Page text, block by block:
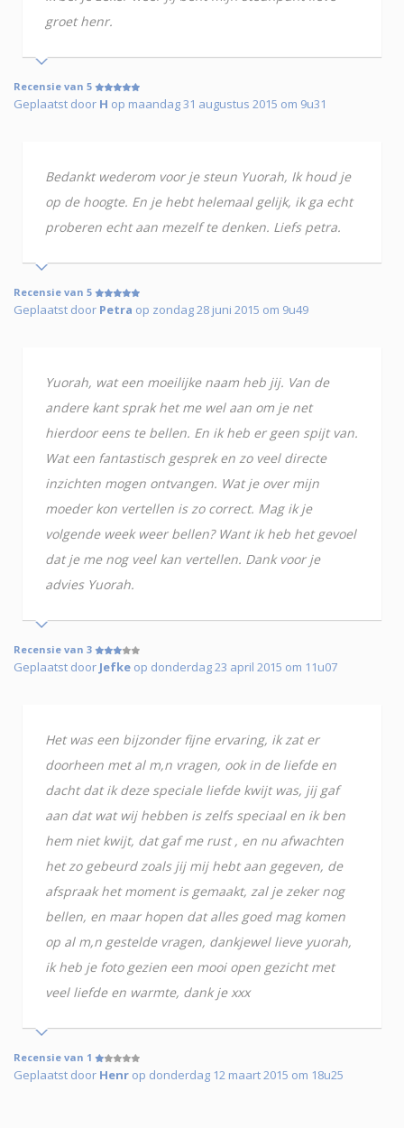
groet henr.
Recensie van 5
Geplaatst door H op maandag 31 augustus 2015 om 9u31
Bedankt wederom voor je steun Yuorah, Ik houd je
op de hoogte. En je hebt helemaal gelijk, ik ga echt
proberen echt aan mezelf te denken. Liefs petra.
Recensie van 5
Geplaatst door Petra op zondag 28 juni 2015 om 9u49
Yuorah, wat een moeilijke naam heb jij. Van de
andere kant sprak het me wel aan om je net
hierdoor eens te bellen. En ik heb er geen spijt van.
Wat een fantastisch gesprek en zo veel directe
inzichten mogen ontvangen. Wat je over mijn
moeder kon vertellen is zo correct. Mag ik je
volgende week weer bellen? Want ik heb het gevoel
dat je me nog veel kan vertellen. Dank voor je
advies Yuorah.
Recensie van 3
Geplaatst door Jefke op donderdag 23 april 2015 om 11u07
Het was een bijzonder fijne ervaring, ik zat er
doorheen met al m,n vragen, ook in de liefde en
dacht dat ik deze speciale liefde kwijt was, jij gaf
aan dat wat wij hebben is zelfs speciaal en ik ben
hem niet kwijt, dat gaf me rust , en nu afwachten
het zo gebeurd zoals jij mij hebt aan gegeven, de
afspraak het moment is gemaakt, zal je zeker nog
bellen, en maar hopen dat alles goed mag komen
op al m,n gestelde vragen, dankjewel lieve yuorah,
ik heb je foto gezien een mooi open gezicht met
veel liefde en warmte, dank je xxx
Recensie van 1
Geplaatst door Henr op donderdag 12 maart 2015 om 18u25